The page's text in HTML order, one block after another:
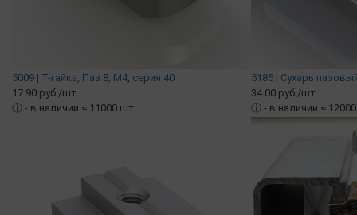
5009 | Т-гайка, Паз 8, М4, серия 40
17.90 руб./шт.
ⓘ - в наличии ≈ 11000 шт.
5185 | Сухарь
34.00 руб./шт.
ⓘ - в наличии ≈